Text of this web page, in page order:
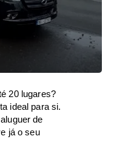
20 lugares?
ideal para si.
de
já o seu